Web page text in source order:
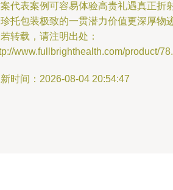
代表案例可容易体验高贵礼遇真正折
托包装极致的一贯潜力价值更深厚物迹
转载，请注明出处：
www.fullbrighthealth.com/product/
时间：2026-08-04 20:54:47